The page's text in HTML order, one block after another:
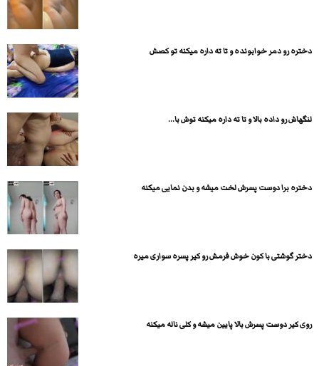
دختره رو دمر خوابونده و تا ته داره میکنه تو کصش
لنگهاش رو داده بالا و تا ته داره میکنه توش با...
دختره برا دوست پسرش لخت میشه و بدن نمایی میکنه
دختر گوشتی با کون خوش فرمش رو کیر پسره سواری میره
روی کیر دوست پسرش بالا پایین میشه و کلی ناله میکنه